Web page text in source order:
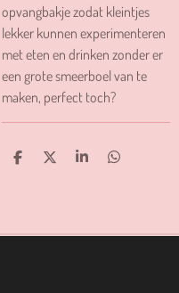
opvangbakje zodat kleintjes
lekker kunnen experimenteren
met eten en drinken zonder er
een grote smeerboel van te
maken, perfect toch?
D
D
S
D